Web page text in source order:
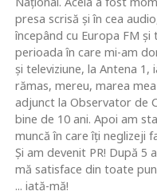
presa scrisă şi în cea
începând cu Europa FM
perioada în care mi-am
şi televiziune, la Antena 1,
rămas, mereu, marea
adjunct la Observator de
bine de 10 ani. Apoi am
muncă în care îţi neglizeji
Şi am devenit PR! După 5
mă satisface din toate
... iată-mă!